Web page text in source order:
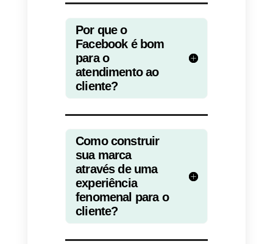
seus clientes no Facebook de
forma cordial e amigável.
7) serviço pós-venda
O serviço pós-venda também é
um pilar fundamental na
experiência do usuário. Todos os
clientes gostam de se sentir
importantes, então uma pergunta